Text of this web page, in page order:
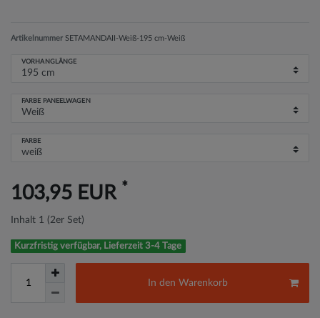
Artikelnummer SETAMANDAII-Weiß-195 cm-Weiß
VORHANGLÄNGE
FARBE PANEELWAGEN
FARBE
103,95 EUR *
Inhalt 1 (2er Set)
Kurzfristig verfügbar, Lieferzeit 3-4 Tage
In den Warenkorb